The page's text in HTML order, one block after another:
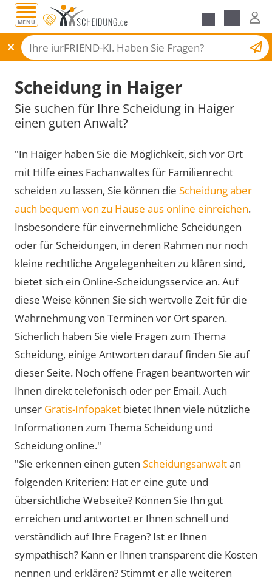
MENÜ
Scheidungsantrag
Scheidung in Haiger
Sie suchen für Ihre Scheidung in Haiger
einen guten Anwalt?
"In Haiger haben Sie die Möglichkeit, sich vor Ort
mit Hilfe eines Fachanwaltes für Familienrecht
scheiden zu lassen, Sie können die Scheidung aber
auch bequem von zu Hause aus online einreichen.
Insbesondere für einvernehmliche Scheidungen
oder für Scheidungen, in deren Rahmen nur noch
kleine rechtliche Angelegenheiten zu klären sind,
bietet sich ein Online-Scheidungsservice an. Auf
diese Weise können Sie sich wertvolle Zeit für die
Wahrnehmung von Terminen vor Ort sparen.
Sicherlich haben Sie viele Fragen zum Thema
Scheidung, einige Antworten darauf finden Sie auf
dieser Seite. Noch offene Fragen beantworten wir
Ihnen direkt telefonisch oder per Email. Auch
unser Gratis-Infopaket bietet Ihnen viele nützliche
Informationen zum Thema Scheidung und
Scheidung online."
"Sie erkennen einen guten Scheidungsanwaltan
folgenden Kriterien: Hat er eine gute und
übersichtliche Webseite? Können Sie Ihn gut
erreichen und antwortet er Ihnen schnell und
verständlich auf Ihre Fragen? Ist er Ihnen
sympathisch? Kann er Ihnen transparent die Kosten
nennen und erklären? Stimmt er alle weiteren